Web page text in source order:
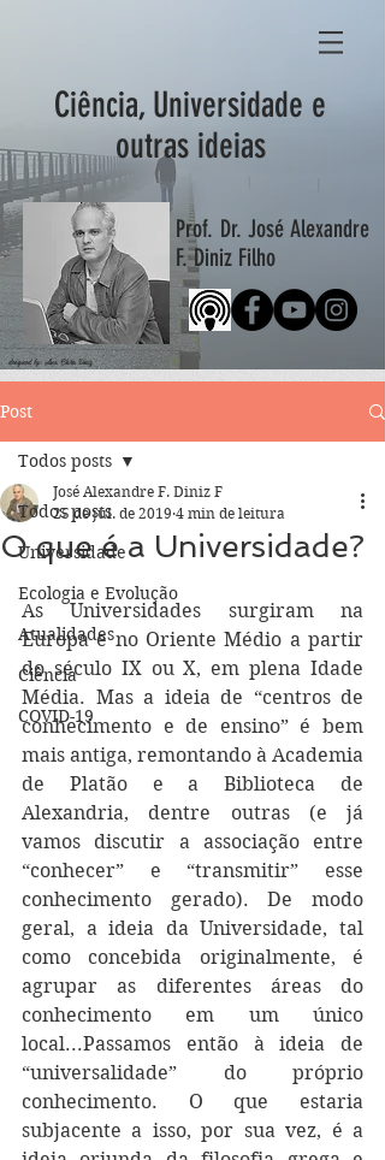
Ciência, Universidade e
outras ideias
Prof. Dr. José Alexandre
F. Diniz Filho
designed by: Ana Clara Diniz
Post
Todos posts
Universidade
Ecologia e Evolução
Atualidades
Ciência
COVID-19
Todos posts
O que é a Universidade?
José Alexandre F. Diniz F
25 de jul. de 2019 4 min de leitura
As Universidades surgiram na
Europa e no Oriente Médio a partir
do século IX ou X, em plena Idade
Média. Mas a ideia de “centros de
conhecimento e de ensino” é bem
mais antiga, remontando à Academia
de Platão e a Biblioteca de
Alexandria, dentre outras (e já
vamos discutir a associação entre
“conhecer” e “transmitir” esse
conhecimento gerado). De modo
geral, a ideia da Universidade, tal
como concebida originalmente, é
agrupar as diferentes áreas do
conhecimento em um único
local...Passamos então à ideia de
“universalidade” do próprio
conhecimento. O que estaria
subjacente a isso, por sua vez, é a